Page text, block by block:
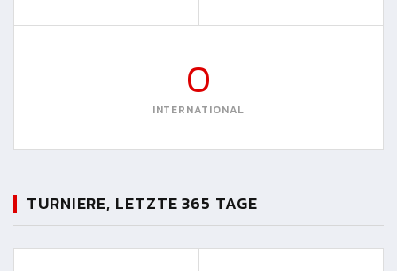
0
INTERNATIONAL
TURNIERE, LETZTE 365 TAGE